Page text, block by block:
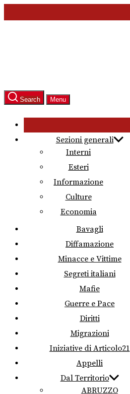
to
Search Menu
Sezioni generali
Interni
Esteri
Informazione
Culture
Economia
Bavagli
Diffamazione
Minacce e Vittime
Segreti italiani
Mafie
Guerre e Pace
Diritti
Migrazioni
Iniziative di Articolo21
Appelli
Dal Territorio
ABRUZZO